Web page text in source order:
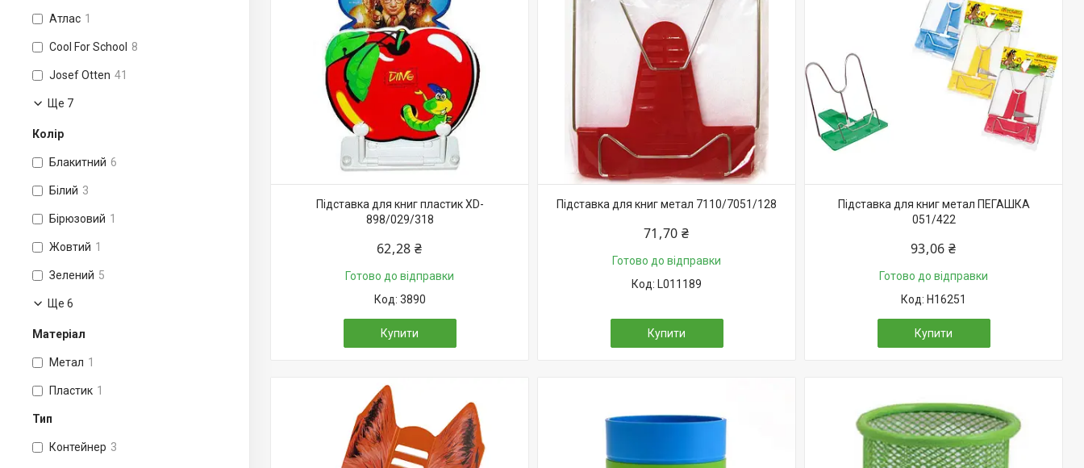
Aтлас 1
Cool For School 8
Josef Otten 41
Ще 7
Колір
Блакитний 6
Білий 3
Бірюзовий 1
Жовтий 1
Зелений 5
Ще 6
Матеріал
Метал 1
Пластик 1
Тип
Контейнер 3
Підставка для книг пластик XD-
898/029/318
62,28 ₴
Готово до відправки
3890
Купити
Підставка для книг метал 7110/7051/128
71,70 ₴
Готово до відправки
L011189
Купити
Підставка для книг метал ПЕГАШКА
051/422
93,06 ₴
Готово до відправки
H16251
Купити